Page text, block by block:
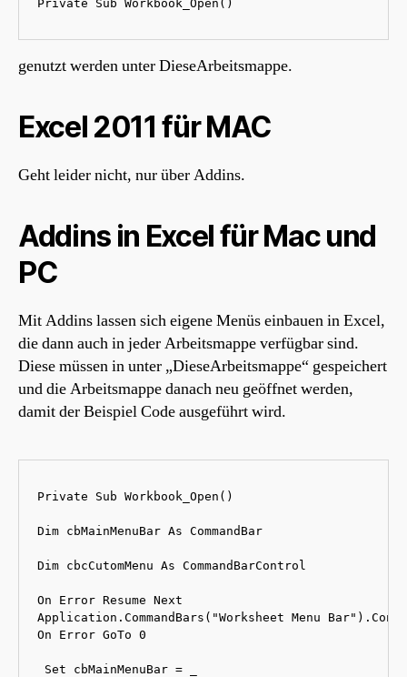
Private Sub Workbook_Open()
genutzt werden unter DieseArbeitsmappe.
Excel 2011 für MAC
Geht leider nicht, nur über Addins.
Addins in Excel für Mac und
PC
Mit Addins lassen sich eigene Menüs einbauen in Excel,
die dann auch in jeder Arbeitsmappe verfügbar sind.
Diese müssen in unter „DieseArbeitsmappe“ gespeichert
und die Arbeitsmappe danach neu geöffnet werden,
damit der Beispiel Code ausgeführt wird.
Private Sub Workbook_Open()
Dim cbMainMenuBar As CommandBar
Dim cbcCutomMenu As CommandBarControl
On Error Resume Next
Application.CommandBars("Worksheet Menu
On Error GoTo 0
Set cbMainMenuBar = _